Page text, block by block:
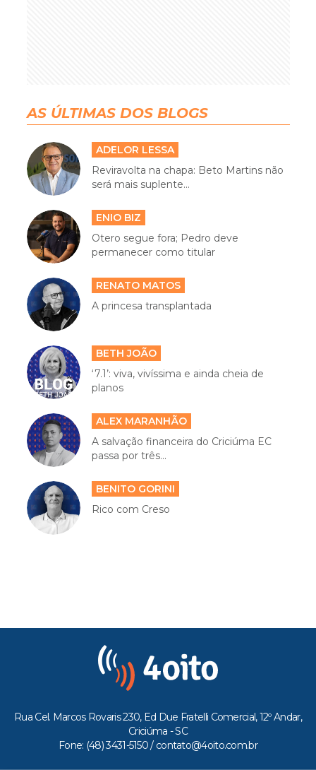
AS ÚLTIMAS DOS BLOGS
ADELOR LESSA
Reviravolta na chapa: Beto Martins não
será mais suplente...
ENIO BIZ
Otero segue fora; Pedro deve
permanecer como titular
RENATO MATOS
A princesa transplantada
BETH JOÃO
‘7.1’: viva, vivíssima e ainda cheia de
planos
ALEX MARANHÃO
A salvação financeira do Criciúma EC
passa por três...
BENITO GORINI
Rico com Creso
Rua Cel. Marcos Rovaris 230, Ed Due Fratelli Comercial, 12º Andar,
Criciúma - SC
Fone: (48) 3431-5150 / contato@4oito.com.br